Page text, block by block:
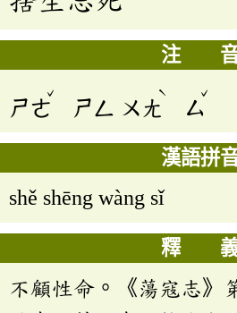
注
ㄕㄜ
ˇ
ㄕㄥ ㄨㄤ
ˋ
ㄙ
ˇ
漢語拼
shě shēng wàng sǐ
釋
不顧性命。《蕩寇志》